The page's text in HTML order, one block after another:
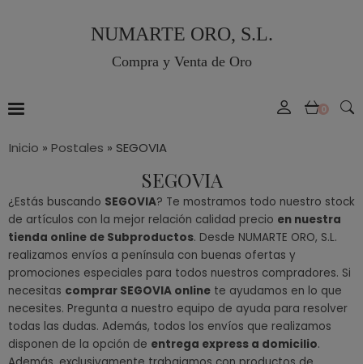
NUMARTE ORO, S.L.
Compra y Venta de Oro
0
Inicio » Postales » SEGOVIA
SEGOVIA
¿Estás buscando SEGOVIA? Te mostramos todo nuestro stock
de artículos con la mejor relación calidad precio en nuestra
tienda online de Subproductos. Desde NUMARTE ORO, S.L.
realizamos envíos a península con buenas ofertas y
promociones especiales para todos nuestros compradores. Si
necesitas comprar SEGOVIA online te ayudamos en lo que
necesites. Pregunta a nuestro equipo de ayuda para resolver
todas las dudas. Además, todos los envíos que realizamos
disponen de la opción de entrega express a domicilio.